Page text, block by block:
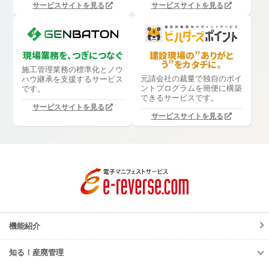
サービスサイトを見る サービスサイトを見る
現場業務を、つぎにつなぐ
施工管理業務の標準化と ノウ
ハウ継承を支援するサービス
です。
サービスサイトを見る
建設現場の”ありがと
う”をカタチに。
元請会社の裁量で独自のポイ
ントプログラムを簡便に構築
できるサービスです。
サービスサイトを見る
機能紹介
知る！産廃管理